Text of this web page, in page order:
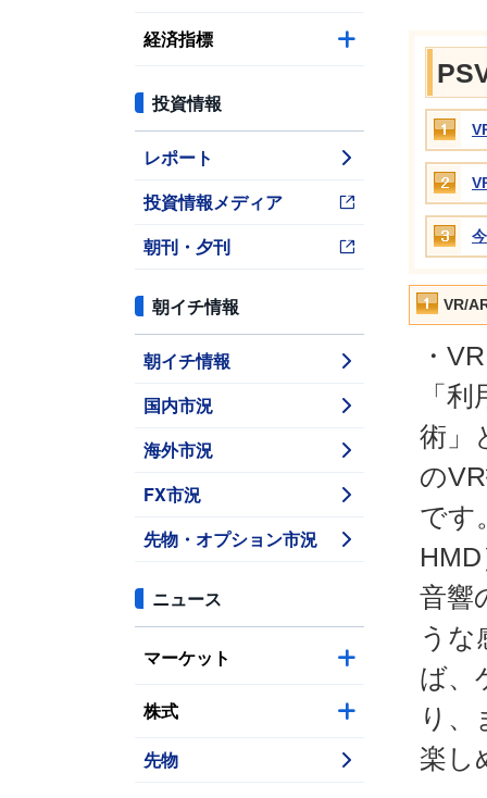
経済指標
投資情報
レポート
投資情報メディア
朝刊・夕刊
朝イチ情報
朝イチ情報
国内市況
海外市況
FX市況
先物・オプション市況
ニュース
マーケット
株式
先物
VR/
・
「
術」
の
です
音響
うな
ば、
り、
楽し